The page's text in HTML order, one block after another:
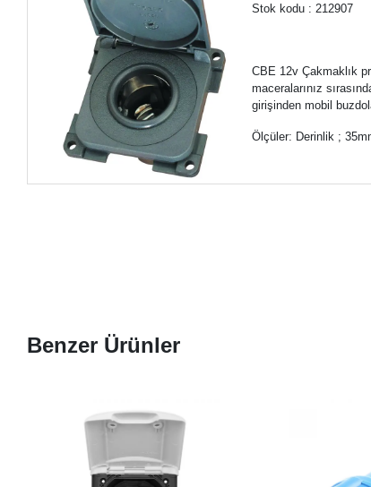
Stok kodu : 212907
CBE 12v Çakmaklık
maceralarınız
girişinden mobil
Ölçüler: Derinlik ;
Benzer Ürünler